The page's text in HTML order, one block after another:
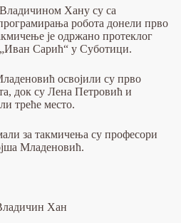
Хану су са
робота донели прво
је одржано протеклог
Сарић“ у Суботици.
освојили су прво
док су Лена Петровић и
треће место.
за такмичења су професори
Младеновић.
Хан